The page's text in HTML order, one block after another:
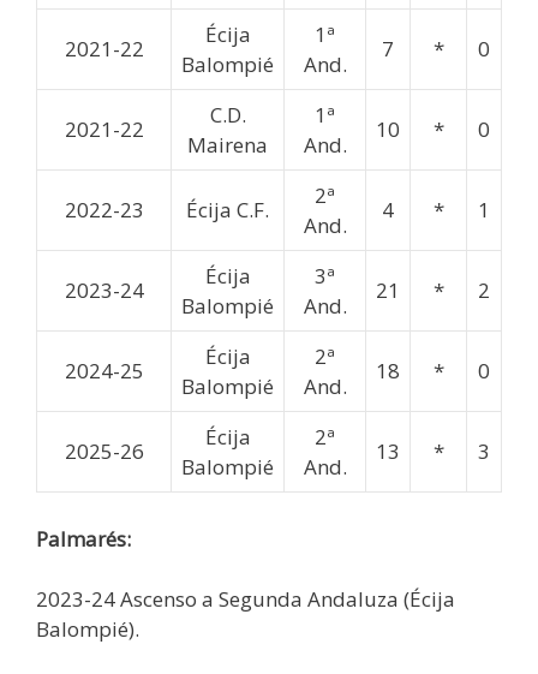
2021-22
Écija
Balompié
1ª
And.
7 * 0
2021-22
C.D.
Mairena
1ª
And.
10 * 0
2022-23 Écija C.F.
2ª
And.
4 * 1
2023-24
Écija
Balompié
3ª
And.
21 * 2
2024-25
Écija
Balompié
2ª
And.
18 * 0
2025-26
Écija
Balompié
2ª
And.
13 * 3
Palmarés:
2023-24 Ascenso a Segunda Andaluza (Écija
Balompié).